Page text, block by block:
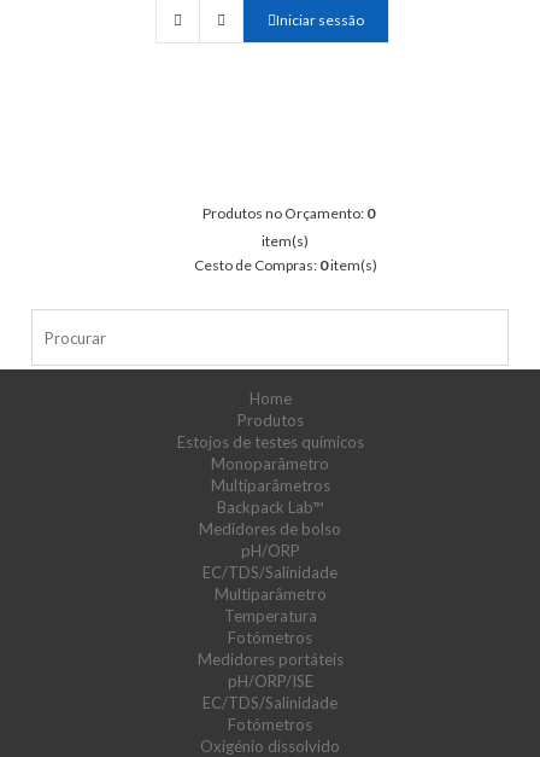
Iniciar sessão
Produtos no Orçamento: 0
item(s)
Cesto de Compras: 0item(s)
Home
Produtos
Estojos de testes químicos
Monoparâmetro
Multiparâmetros
Backpack Lab™
Medidores de bolso
pH/ORP
EC/TDS/Salinidade
Multiparâmetro
Temperatura
Fotómetros
Medidores portáteis
pH/ORP/ISE
EC/TDS/Salinidade
Fotómetros
Oxigénio dissolvido